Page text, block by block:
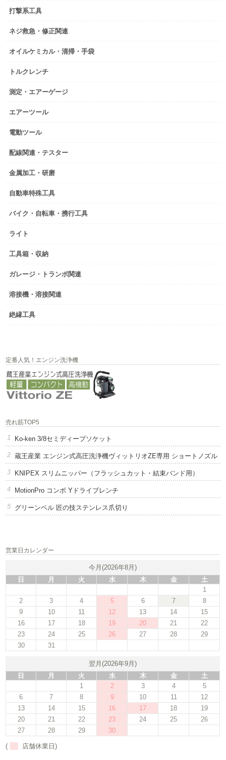
打撃系工具
ネジ救急・修正関連
オイルケミカル・清掃・手袋
トルクレンチ
測定・エアーゲージ
エアーツール
電動ツール
配線関連・テスター
金属加工・研磨
自動車特殊工具
バイク・自転車・携行工具
ライト
工具箱・収納
ガレージ・トランポ関連
溶接機・溶接関連
絶縁工具
定番人気！エンジン洗浄機
売れ筋TOP5
Ko-ken 3/8セミディープソケット
蔵王産業 エンジン式高圧洗浄機ヴィットリオZE専用 ショートノズル
KNIPEX スリムニッパー（フラッシュカット・結束バンド用）
MotionPro コンボ Yドライブレンチ
グリーンベル 匠の技ステンレス爪切り
営業日カレンダー
今月(2026年8月)
日
月 火 水 木 金
土
1
2
3 4 5 6 7
8
9
10 11 12 13 14
15
16
17 18 19 20 21
22
23
24 25 26 27 28
29
30
31
翌月(2026年9月)
日
月 火 水 木 金
土
1
2 3 4
5
6
7 8 9 10 11
12
13
14 15 16 17 18
19
20
21 22 23 24 25
26
27
28 29 30
( 店舗休業日)